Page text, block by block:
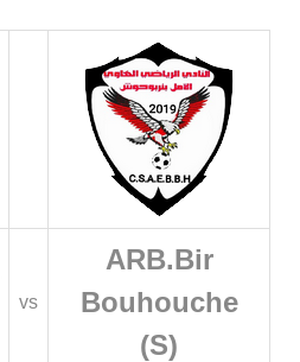
vs
ARB.Bir
Bouhouche
(S)